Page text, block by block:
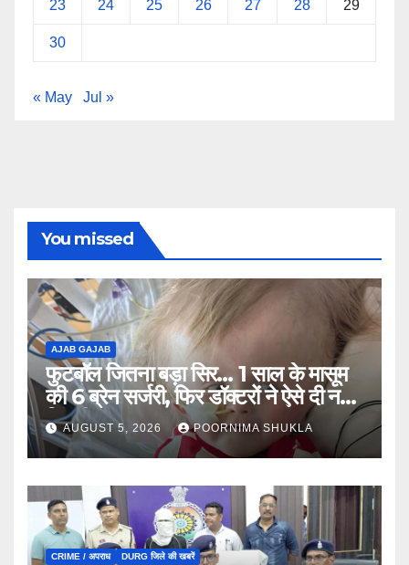
23 24 25 26 27 28 29
30
« May Jul »
You missed
AJAB GAJAB
फुटबॉल जितना बड़ा सिर… 1 साल के मासूम
की 6 ब्रेन सर्जरी, फिर डॉक्टरों ने ऐसे दी नई
जिंदगी…
AUGUST 5, 2026 POORNIMA SHUKLA
CRIME / अपराध DURG जिले की खबरें